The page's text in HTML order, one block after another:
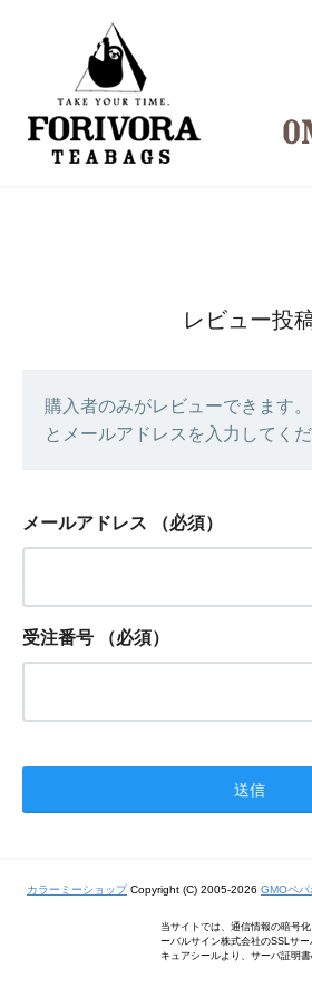
レビュー投
購入者のみがレビューできます
とメールアドレスを入力してくだ
メールアドレス （必須）
受注番号 （必須）
カラーミーショップCopyright (C) 2005-2026 GMOペ
当サイトでは、通信情報の暗号
ーバルサイン株式会社のSSLサ
キュアシールより、サーバ証明